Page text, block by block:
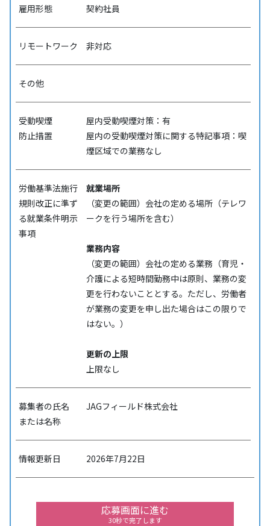
雇用形態 契約社員
リモートワーク 非対応
その他
受動喫煙
防⽌措置
屋内受動喫煙対策：有
屋内の受動喫煙対策に関する特記事項：喫
煙区域での業務なし
労働基準法施行
規則改正に準ず
る就業条件明示
事項
就業場所
（変更の範囲）会社の定める場所（テレワ
ークを行う場所を含む）
業務内容
（変更の範囲）会社の定める業務（育児・
介護による短時間勤務中は原則、業務の変
更を行わないこととする。ただし、労働者
が業務の変更を申し出た場合はこの限りで
はない。）
更新の上限
上限なし
募集者の氏名
または名称
JAGフィールド株式会社
情報更新日 2026年7月22日
応募画面に進む
30秒で完了します